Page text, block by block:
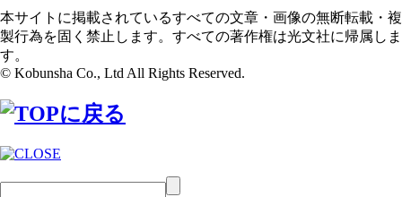
本サイトに掲載されているすべての文章・画像の無断転載・複
製行為を固く禁止します。すべての著作権は光文社に帰属しま
す。
© Kobunsha Co., Ltd All Rights Reserved.